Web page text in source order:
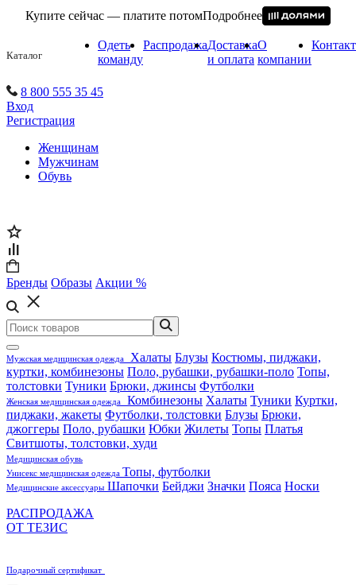
Купите сейчас — платите потомПодробнее
Каталог
Одеть
команду
РаспродажаДоставка
и оплата
О
компании
8 800 555 35 45
Вход
Регистрация
Женщинам
Мужчинам
Обувь
Бренды Образы Акции %
Мужская медицинская одежда Халаты Блузы Костюмы, пиджаки,
куртки, комбинезоны Поло, рубашки, рубашки-поло Топы,
толстовки Туники Брюки, джинсы Футболки
Женская медицинская одежда Комбинезоны Халаты Туники Куртки,
пиджаки, жакеты Футболки, толстовки Блузы Брюки,
джоггеры Поло, рубашки Юбки Жилеты Топы Платья
Свитшоты, толстовки, худи
Медицинская обувь
Унисекс медицинская одежда Топы, футболки
Медицинские аксессуары Шапочки Бейджи Значки Пояса Носки
РАСПРОДАЖА
ОТ ТЕЗИС
Подарочный сертификат